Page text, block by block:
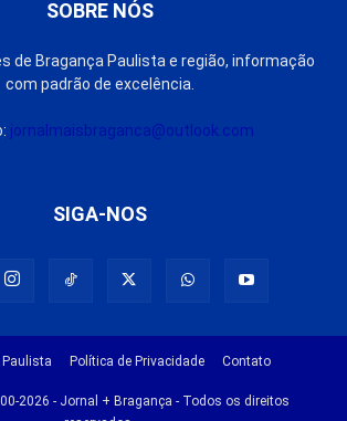
SOBRE NÓS
de Bragança Paulista e região, informação
com padrão de excelência.
jornalmaisbraganca@outlook.com
SIGA-NOS
Política de Privacidade Contato
2026 - Jornal + Bragança - Todos os direitos